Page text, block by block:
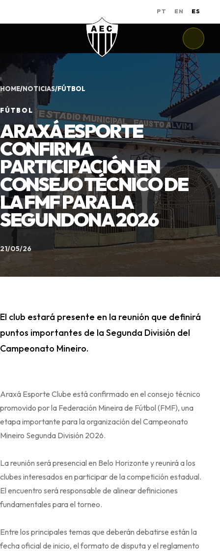
PT EN ES
HOME/NOTICIAS/FÚTBOL
FÚTBOL
ARAXÁ ESPORTE
CONFIRMA
PARTICIPACIÓN EN
CONSEJO TÉCNICO DE
LA FMF PARA LA
SEGUNDONA 2026
21/05/26
El club estará presente en la reunión que definirá
puntos importantes de la Segunda División del
Campeonato Mineiro.
Araxá Esporte Clube está confirmado en el consejo técnico
promovido por la Federación Mineira de Fútbol (FMF), una
etapa importante para la organización del Campeonato
Mineiro Segunda División 2026.
La reunión será presencial en Belo Horizonte y reunirá a los
clubes interesados en participar de la competición estadual.
El encuentro será responsable de alinear definiciones
fundamentales para el torneo.
Entre los principales temas que deberán debatirse están la
fecha oficial de inicio, el formato de disputa y el reglamento